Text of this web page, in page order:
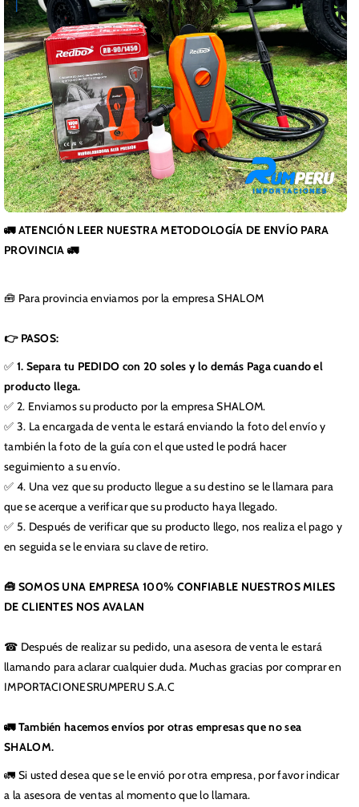
🚛 ATENCIÓN LEER NUESTRA METODOLOGÍA DE ENVÍO PARA
PROVINCIA 🚛
🧰 Para provincia enviamos por la empresa SHALOM
👉 PASOS:
✅ 1. Separa tu PEDIDO con 20 soles y lo demás Paga cuando el
producto llega.
✅ 2. Enviamos su producto por la empresa SHALOM.
✅ 3. La encargada de venta le estará enviando la foto del envío y
también la foto de la guía con el que usted le podrá hacer
seguimiento a su envío.
✅ 4. Una vez que su producto llegue a su destino se le llamara para
que se acerque a verificar que su producto haya llegado.
✅ 5. Después de verificar que su producto llego, nos realiza el pago y
en seguida se le enviara su clave de retiro.
🧰 SOMOS UNA EMPRESA 100% CONFIABLE NUESTROS MILES
DE CLIENTES NOS AVALAN
☎ Después de realizar su pedido, una asesora de venta le estará
llamando para aclarar cualquier duda. Muchas gracias por comprar en
IMPORTACIONESRUMPERU S.A.C
🚛 También hacemos envíos por otras empresas que no sea
SHALOM.
🚛 Si usted desea que se le envió por otra empresa, por favor indicar
a la asesora de ventas al momento que lo llamara.